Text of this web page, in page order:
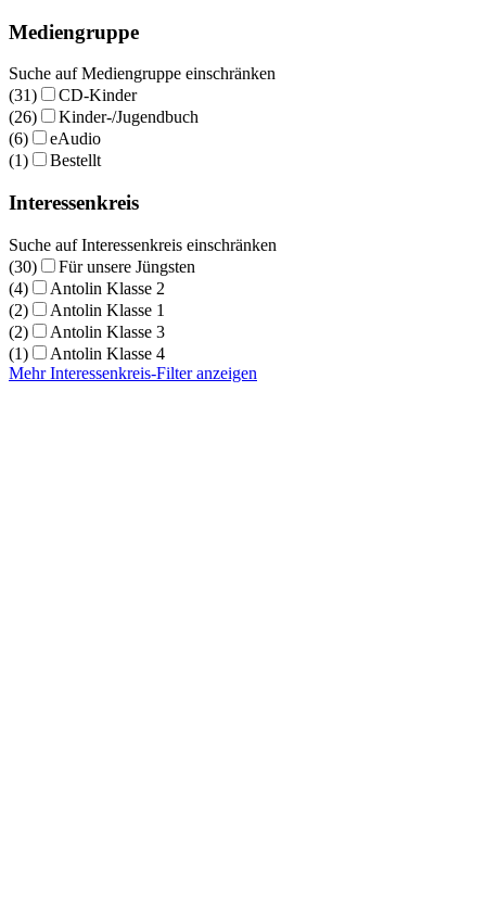
Mediengruppe
Suche auf Mediengruppe einschränken
(31)
CD-Kinder
(26)
Kinder-/Jugendbuch
(6)
eAudio
(1)
Bestellt
Interessenkreis
Suche auf Interessenkreis einschränken
(30)
Für unsere Jüngsten
(4)
Antolin Klasse 2
(2)
Antolin Klasse 1
(2)
Antolin Klasse 3
(1)
Antolin Klasse 4
Mehr Interessenkreis-Filter anzeigen